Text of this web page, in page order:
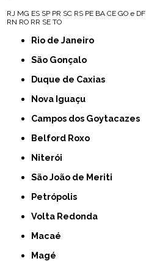
RJ MG ES SP PR SC RS PE BA CE GO e DF
RN RO RR SE TO
Rio de Janeiro
São Gonçalo
Duque de Caxias
Nova Iguaçu
Campos dos Goytacazes
Belford Roxo
Niterói
São João de Meriti
Petrópolis
Volta Redonda
Macaé
Magé